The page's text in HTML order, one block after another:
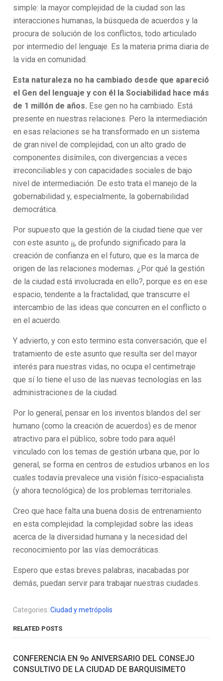
simple: la mayor complejidad de la ciudad son las
interacciones humanas, la búsqueda de acuerdos y la
procura de solución de los conflictos, todo articulado
por intermedio del lenguaje. Es la materia prima diaria de
la vida en comunidad.
Esta naturaleza no ha cambiado desde que apareció
el Gen del lenguaje y con él la Sociabilidad hace más
de 1 millón de años. Ese gen no ha cambiado. Está
presente en nuestras relaciones. Pero la intermediación
en esas relaciones se ha transformado en un sistema
de gran nivel de complejidad, con un alto grado de
componentes disímiles, con divergencias a veces
irreconciliables y con capacidades sociales de bajo
nivel de intermediación. De esto trata el manejo de la
gobernabilidad y, especialmente, la gobernabilidad
democrática.
Por supuesto que la gestión de la ciudad tiene que ver
con este asunto ¡¡, de profundo significado para la
creación de confianza en el futuro, que es la marca de
origen de las relaciones modernas. ¿Por qué la gestión
de la ciudad está involucrada en ello?, porque es en ese
espacio, tendente a la fractalidad, que transcurre el
intercambio de las ideas que concurren en el conflicto o
en el acuerdo.
Y advierto, y con esto termino esta conversación, que el
tratamiento de este asunto que resulta ser del mayor
interés para nuestras vidas, no ocupa el centimetraje
que sí lo tiene el uso de las nuevas tecnologías en las
administraciones de la ciudad.
Por lo general, pensar en los inventos blandos del ser
humano (como la creación de acuerdos) es de menor
atractivo para el público, sobre todo para aquél
vinculado con los temas de gestión urbana que, por lo
general, se forma en centros de estudios urbanos en los
cuales todavía prevalece una visión físico-espacialista
(y ahora tecnológica) de los problemas territoriales.
Creo que hace falta una buena dosis de entrenamiento
en esta complejidad: la complejidad sobre las ideas
acerca de la diversidad humana y la necesidad del
reconocimiento por las vías democráticas.
Espero que estas breves palabras, inacabadas por
demás, puedan servir para trabajar nuestras ciudades.
Categories:Ciudad y metrópolis
RELATED POSTS
CONFERENCIA EN 9o ANIVERSARIO DEL CONSEJO
CONSULTIVO DE LA CIUDAD DE BARQUISIMETO